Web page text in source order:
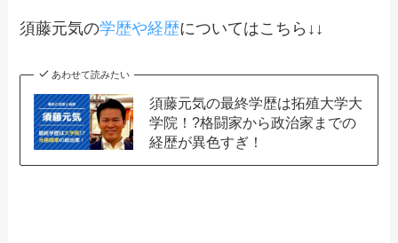
須藤元気の学歴や経歴についてはこちら↓↓
あわせて読みたい
須藤元気の最終学歴は拓殖大学大
学院！?格闘家から政治家までの
経歴が異色すぎ！